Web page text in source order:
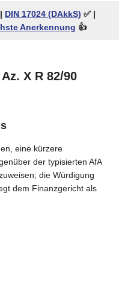
DIN 17024 (DAkkS) ✅ |
Anerkennung 👍
X R 82/90
eine kürzere
der typisierten AfA
die Würdigung
dem Finanzgericht als